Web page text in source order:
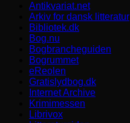
Antikvariat.net
Arkiv for dansk litteratur
Bibliotek.dk
Bog.nu
Bogbrancheguiden
Bogrummet
eReolen
Gratislydbog.dk
Internet Archive
Krimimessen
Librivox